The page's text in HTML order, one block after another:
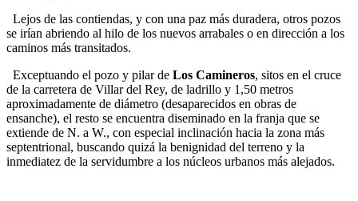
Lejos de las contiendas, y con una paz más duradera, otros pozos
se irían abriendo al hilo de los nuevos arrabales o en dirección a los
caminos más transitados.
Exceptuando el pozo y pilar de Los Camineros, sitos en el cruce
de la carretera de Villar del Rey, de ladrillo y 1,50 metros
aproximadamente de diámetro (desaparecidos en obras de
ensanche), el resto se encuentra diseminado en la franja que se
extiende de N. a W., con especial inclinación hacia la zona más
septentrional, buscando quizá la benignidad del terreno y la
inmediatez de la servidumbre a los núcleos urbanos más alejados.